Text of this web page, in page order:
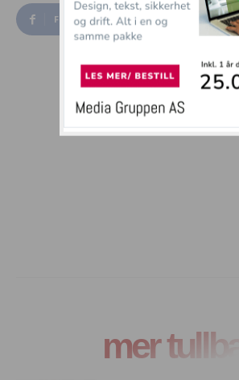
Facebook Twitter
mer tullball